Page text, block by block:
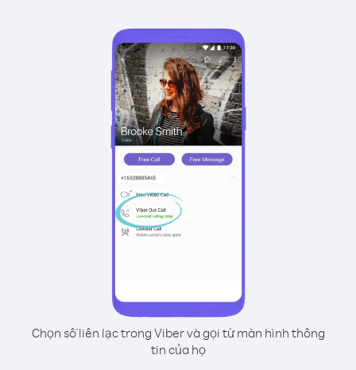
Chọn số liên lạc trong Viber và gọi từ màn hình thông
tin của họ